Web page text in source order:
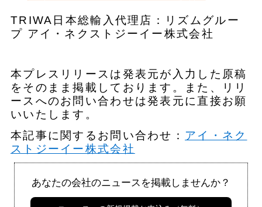
TRIWA日本総輸入代理店：リズムグルー
プ アイ・ネクストジーイー株式会社
本プレスリリースは発表元が入力した原稿
をそのまま掲載しております。また、リリ
ースへのお問い合わせは発表元に直接お願
いいたします。
本記事に関するお問い合わせ： アイ・ネク
ストジーイー株式会社
あなたの会社のニュースを掲載しませんか？